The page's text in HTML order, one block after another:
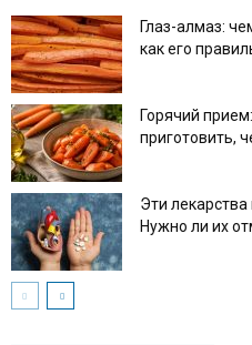
Глаз-алмаз:
как его
Горячий
приготовить,
Эти лекарства
Нужно ли их